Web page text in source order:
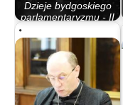
Dzieje bydgoskiego
parlamentaryzmu - II